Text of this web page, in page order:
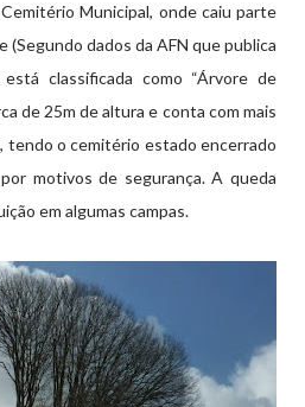
Municipal, onde caiu parte
(Segundo dados da AFN que publica
classificada como “Árvore de
de 25m de altura e conta com mais
tendo o cemitério estado encerrado
motivos de segurança. A queda
em algumas campas.